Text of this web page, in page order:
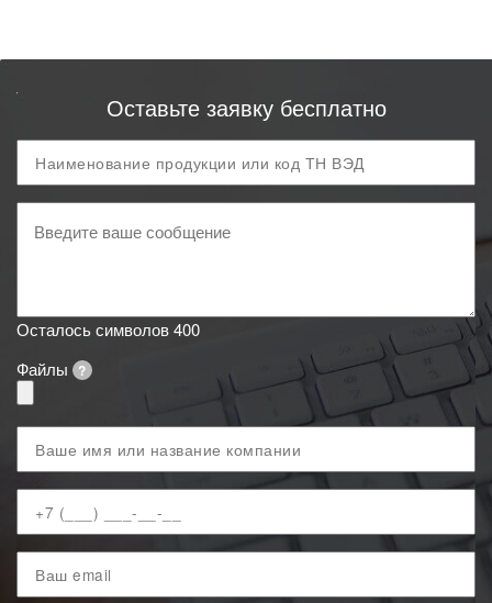
Оставьте заявку бесплатно
код
ТН
ВЭД
сообщение
Осталось символов400
Файлы
?
имя
телефон
email